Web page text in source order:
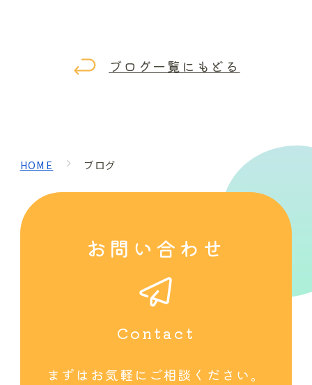
ブログ一覧にもどる
HOME ブログ
お問い合わせ
まずはお気軽にご相談ください。